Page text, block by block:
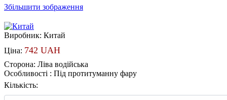
Збільшити зображення
Виробник: Китай
Ціна: 742 UAH
Сторона: Ліва водійська
Особливості : Під протитуманну фару
Кількість: